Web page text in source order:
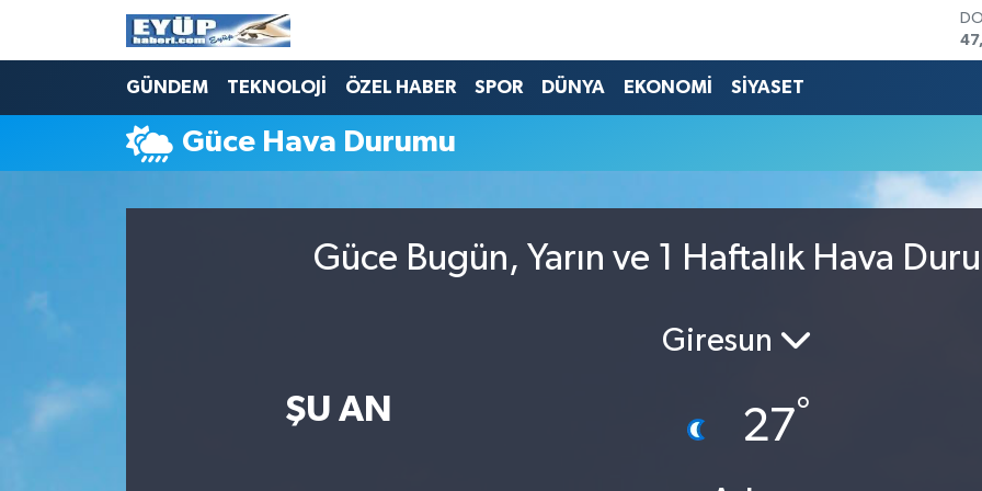
GÜNDEM TEKNOLOJİ ÖZEL HABER SPOR DÜNYA EKONOMİ SİYASET
Güce Hava Durumu
Güce Bugün, Yarın ve 1 Haftalık Hava
ŞU AN
Giresun
27°